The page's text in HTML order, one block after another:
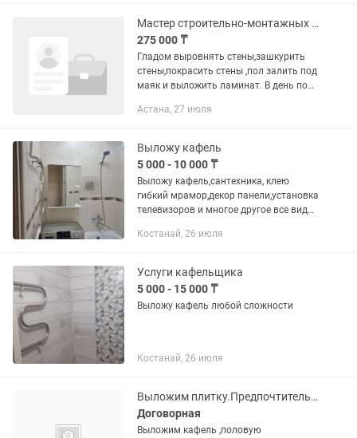
900...
Мастер строительно-монтажных работ
275 000 ₸
Гладом выровнять стены,зашкурить
стены,покрасить стены ,пол залить под
маяк и выложить ламинат. В день по
Есть ещё кафель который нужно
Астана, 27 июля
Выложу кафель
5 000 - 10 000 ₸
Выложу кафель,сантехника, клею
гибкий мрамор,декор панели,установка
телевизоров и многое другое все виды
договоримся
Костанай, 26 июля
Услуги кафельщика
5 000 - 15 000 ₸
Выложу кафель любой сложности
Костанай, 26 июля
Выложим плитку.Предпочтительнее зайти на обьём
Договорная
Выложим кафель ,половую